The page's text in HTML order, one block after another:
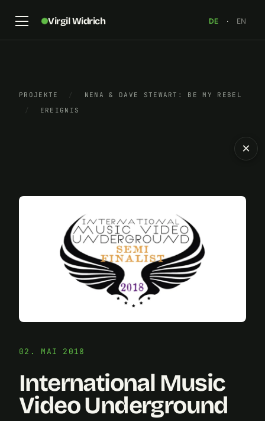
Virgil Widrich DE · EN
PROJEKTE /
NENA & DAVE STEWART: BE MY REBEL
/
EREIGNIS
02. MAI 2018
International Music
Video Underground
×